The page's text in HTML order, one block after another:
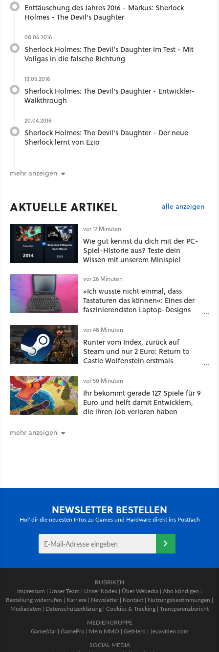
Enttäuschung des Jahres 2016 - Markus: Sherlock
Holmes - The Devil's Daughter
08.06.2016
Sherlock Holmes: The Devil’s Daughter im Test - Mit
Vollgas in die falsche Richtung
13.05.2016
Sherlock Holmes: The Devil's Daughter - Entwickler-
Walkthrough
20.04.2016
Sherlock Holmes: The Devil's Daughter - Der neue
Sherlock lernt von Ezio
mehr anzeigen
AKTUELLE ARTIKEL alle anzeigen
vor 17 Minuten
Wie gut kennst du dich mit der PC-
Spiel-Historie aus? Teste dein
Wissen mit unserem Minispiel
vor 26 Minuten
»Ich wusste nicht einmal, dass
Tastaturen das können«: Eines der
faszinierendsten Laptop-Designs
vor 48 Minuten
Runter vom Index, zurück auf
Steam und nur 2 Euro: Return to
Castle Wolfenstein erstmals
Markt
vor 50 Minuten
Ihr bekommt gerade 127 Spiele für 9
Euro und helft damit Entwicklern,
die ihren Job verloren haben
mehr anzeigen
NEWSLETTER BESTELLEN
Hol' dir die neuesten Infos zu Games und Hardware direkt ins Postfach
RUBRIKEN
Impressum | Unser Team | Unser Kodex | Über Webedia | Abo kündigen |
Bestellung widerrufen | Karriere | Newsletter | Kontakt | Nutzungsbestimmungen |
Mediadaten | Datenschutzerklärung | Cookies & Tracking | Transparenzbericht
MEDIENGRUPPE
GameStar| GamePro | Mein MMO | GetHero | Jeuxvideo.com
SOCIAL MEDIA